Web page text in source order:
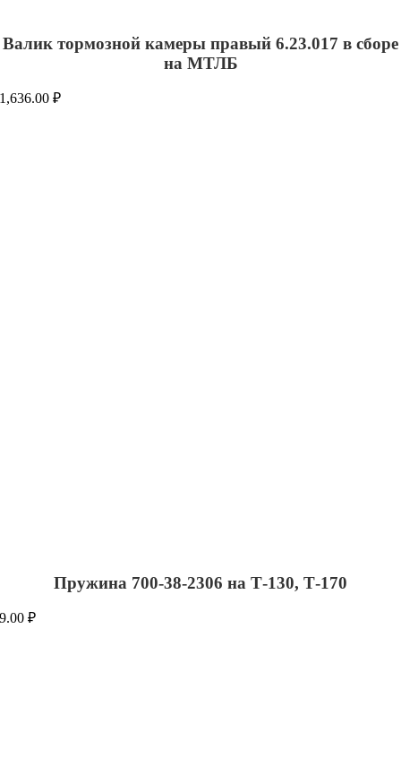
Валик тормозной камеры правый 6.23.017 в сборе
на МТЛБ
1,636.00₽
Пружина 700-38-2306 на Т-130, Т-170
9.00₽